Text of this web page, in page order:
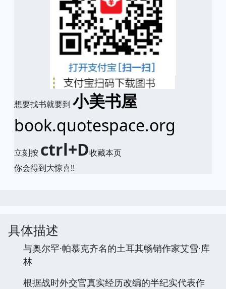
想要找书就要到 小美书屋
book.quotespace.org
立刻按 ctrl+D收藏本页
你会得到大惊喜!!
具体描述
与奥尔罕·帕慕克齐名的土耳其畅销作家艾雪·库
林
根据战时外交官真实经历改编的半纪实代表作